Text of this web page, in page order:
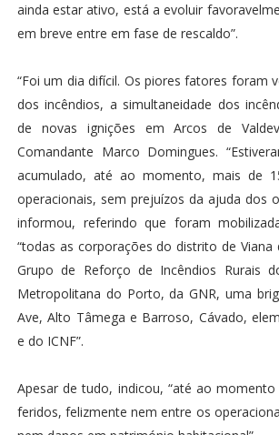
ainda estar ativo, está a evoluir
em breve entre em fase de rescaldo”.
“Foi um dia difícil. Os piores fatores foram
dos incêndios, a simultaneidade dos
de novas ignições em Arcos de
Comandante Marco Domingues.
acumulado, até ao momento, mais de
operacionais, sem prejuízos da ajuda dos
informou, referindo que foram
“todas as corporações do distrito de Viana
Grupo de Reforço de Incêndios Rurais
Metropolitana do Porto, da GNR, uma
Ave, Alto Tâmega e Barroso, Cávado,
e do ICNF”.
Apesar de tudo, indicou, “até ao
feridos, felizmente nem entre os